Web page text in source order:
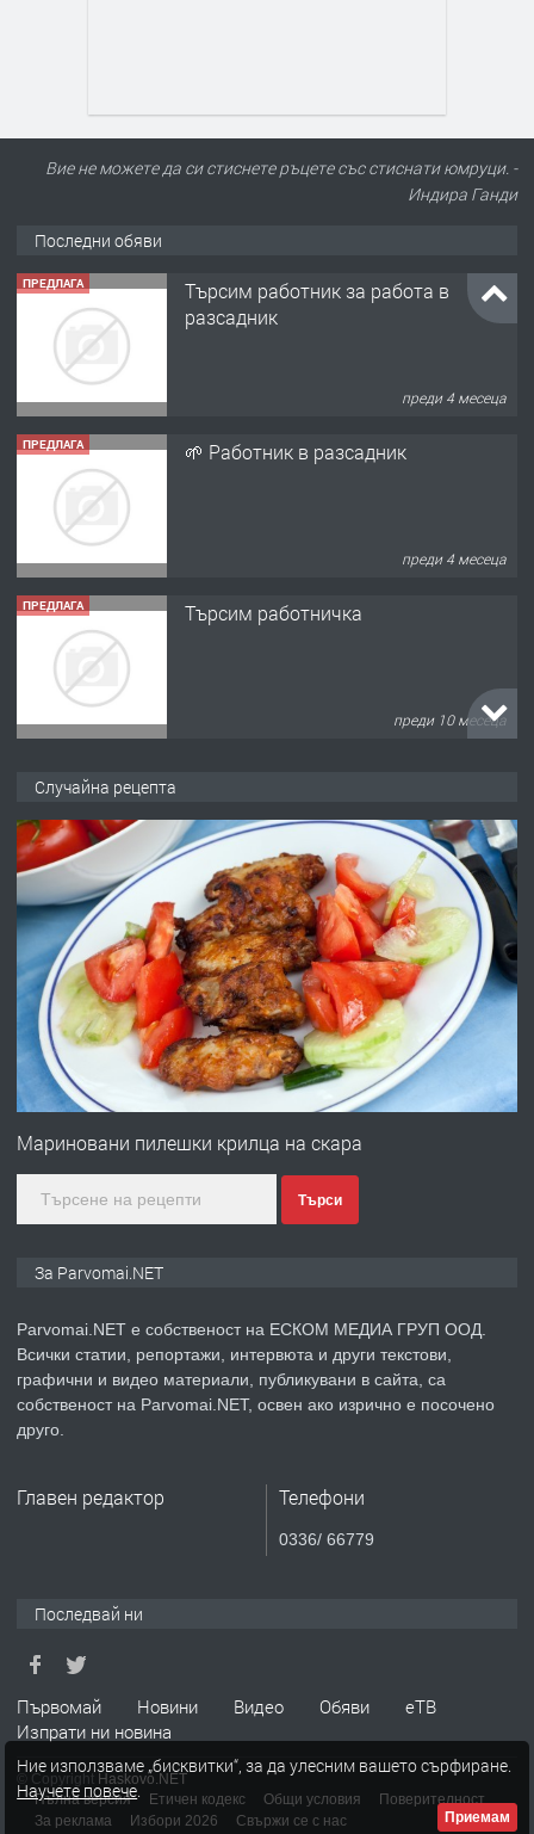
Вие не можете да си стиснете ръцете със стиснати юмруци. -
Индира Ганди
Последни обяви
ПРЕДЛАГА
Търсим работник за работа в
разсадник
преди 4 месеца
ПРЕДЛАГА 🌱 Работник в разсадник
преди 4 месеца
ПРЕДЛАГА Търсим работничка
преди 10 месеца
преди 1 година
ПРЕДЛАГА Работа за общи работници
преди 1 година
ПРЕДЛАГА
Първи поход "По стъпките на Ангел
преди 1 година
ПРЕДЛАГА Уроци по Математика
ТЪРСИ Търсим работник
Случайна рецепта
Мариновани пилешки крилца на скара
Търси
За Parvomai.NET
Parvomai.NET е собственост на ЕСКОМ МЕДИА ГРУП ООД.
Всички статии, репортажи, интервюта и други текстови,
графични и видео материали, публикувани в сайта, са
собственост на Parvomai.NET, освен ако изрично е посочено
друго.
Главен редактор Телефони
0336/ 66779
Последвай ни
Първомай Новини Видео Обяви
еТВ
Изпрати ни новина
© Copyright Haskovo.NET
Пълна версия
Етичен кодекс Общи условия
Поверителност
За реклама
Избори 2026 Свържи се с нас
Ние използваме „бисквитки“, за да улесним вашето сърфиране.
Научете повече.
Приемам